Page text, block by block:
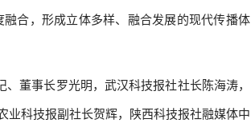
合，形成立体多样、融合发展的现代传播体
董事长罗光明，武汉科技报社社长陈海涛，
科技报副社长贺辉，陕西科技报社融媒体中